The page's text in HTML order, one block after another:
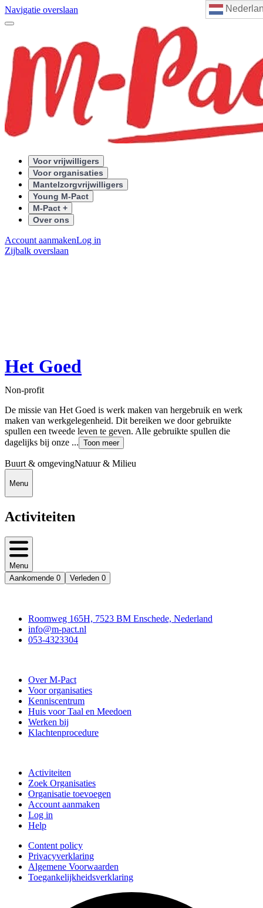
Navigatie overslaan
Voor vrijwilligers
Voor organisaties
Mantelzorgvrijwilligers
Young M-Pact
M-Pact +
Over ons
Account aanmakenLog in
Zijbalk overslaan
Het Goed
Non-profit
De missie van Het Goed is werk maken van hergebruik en werk
maken van werkgelegenheid. Dit bereiken we door gebruikte
spullen een tweede leven te geven. Alle gebruikte spullen die
dagelijks bij onze ... Toon meer
Buurt & omgevingNatuur & Milieu
Menu
Activiteiten
Menu
Aankomende 0 Verleden 0
Roomweg 165H, 7523 BM Enschede, Nederland
info@m-pact.nl
053-4323304
Over M-Pact
Voor organisaties
Kenniscentrum
Huis voor Taal en Meedoen
Werken bij
Klachtenprocedure
Activiteiten
Zoek Organisaties
Organisatie toevoegen
Account aanmaken
Log in
Help
Content policy
Privacyverklaring
Algemene Voorwaarden
Toegankelijkheidsverklaring